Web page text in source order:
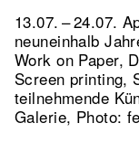
13.07. – 24.07.
neuneinhalb
Work on Paper,
Screen printing,
teilnehmende
Galerie, Photo: